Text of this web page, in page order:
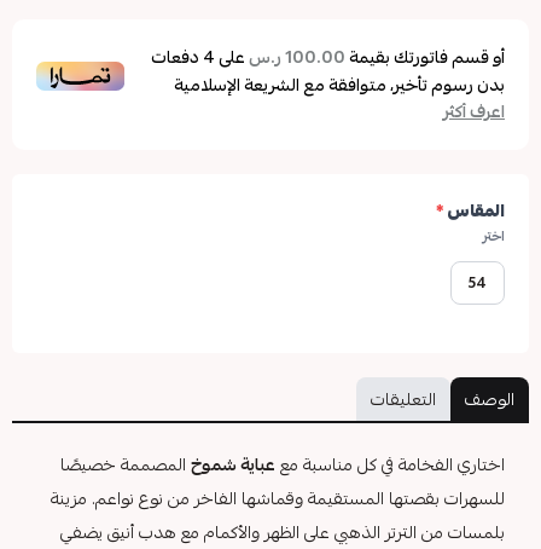
أو قسم فاتورتك بقيمة100.00 ر.س على4دفعات
بدون رسوم تأخير، متوافقة مع الشريعة الإسلامية
اعرف أكثر
المقاس*
اختر
54
الوصف التعليقات
اختاري الفخامة في كل مناسبة مععباية شموخالمصممة خصيصًا
للسهرات بقصتها المستقيمة وقماشها الفاخر من نوع نواعم. مزينة
بلمسات من الترتر الذهبي على الظهر والأكمام مع هدب أنيق يضفي